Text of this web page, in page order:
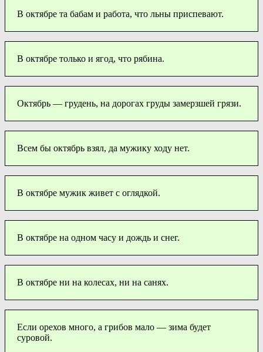
В октябре та бабам и работа, что льны приспевают.
В октябре только и ягод, что рябина.
Октябрь — грудень, на дорогах груды замерзшей грязи.
Всем бы октябрь взял, да мужику ходу нет.
В октябре мужик живет с оглядкой.
В октябре на одном часу и дождь и снег.
В октябре ни на колесах, ни на санях.
Если орехов много, а грибов мало — зима будет
суровой.